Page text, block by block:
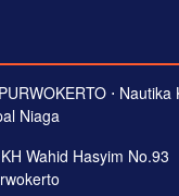
⋅ Nautika
Niaga
Wahid Hasyim No.93